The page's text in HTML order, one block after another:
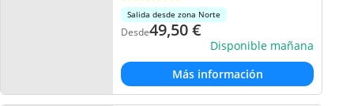
Salida desde zona Norte
Desde49,50€
Disponible mañana
Más información